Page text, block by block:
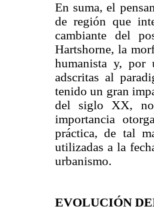
En suma, el
de región que
cambiante del
Hartshorne, la
humanista y, por
adscritas al
tenido un gran
del siglo XX,
importancia
práctica, de tal
utilizadas a la
urbanismo.
EVOLUCIÓN